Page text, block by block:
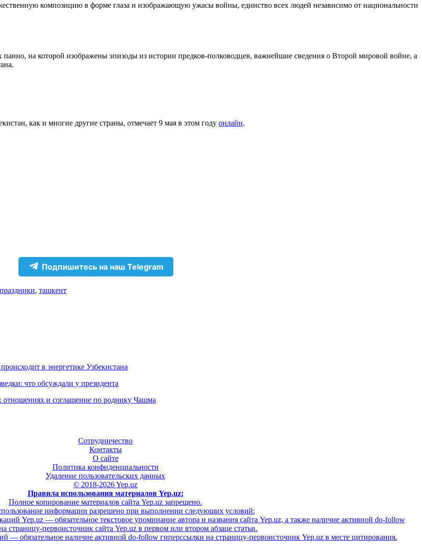
композицию в форме глаза и изображающую ужасы войны, единство всех людей независимо от национальности
на которой изображены эпизоды из истории предков-полководцев, важнейшие сведения о Второй мировой войне, а
как и многие другие страны, отмечает 9 мая в этом году онлайн.
Подпишитесь на наш Telegram
праздники, ташкент
в энергетике Узбекистана
что обсуждали у президента
отношениях и соглашение по роднику Чашма
Сотрудничество
Контакты
О сайте
Политика конфиденциальности
Удаление пользовательских данных
© 2018-2026 Yep.uz
Правила использования материалов Yep.uz:
Полное копирование материалов сайта Yep.uz запрещено.
информации разрешено при выполнении следующих условий:
Yep.uz — обязательное текстовое упоминание автора и названия сайта Yep.uz, а также наличие активной do-follow
страницу-первоисточник сайта Yep.uz в первом или втором абзаце статьи.
обязательное наличие активной do-follow гиперссылки на страницу-первоисточник Yep.uz в месте цитирования.